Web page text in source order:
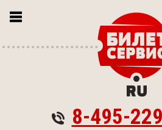
8-495-